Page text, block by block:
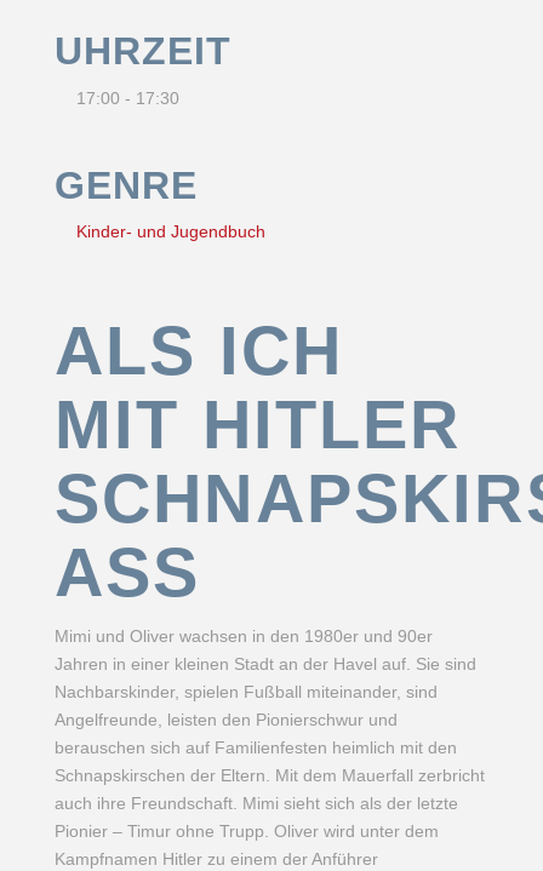
UHRZEIT
17:00 - 17:30
GENRE
Kinder- und Jugendbuch
ALS ICH
MIT HITLER
ASS
Mimi und Oliver wachsen in den 1980er und 90er
Jahren in einer kleinen Stadt an der Havel auf. Sie sind
Nachbarskinder, spielen Fußball miteinander, sind
Angelfreunde, leisten den Pionierschwur und
berauschen sich auf Familienfesten heimlich mit den
Schnapskirschen der Eltern. Mit dem Mauerfall zerbricht
auch ihre Freundschaft. Mimi sieht sich als der letzte
Pionier – Timur ohne Trupp. Oliver wird unter dem
Kampfnamen Hitler zu einem der Anführer